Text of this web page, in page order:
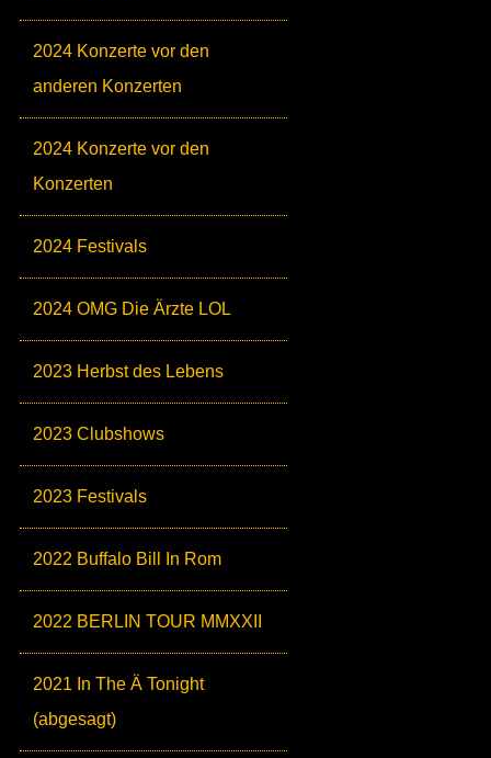
2024 Konzerte vor den
anderen Konzerten
2024 Konzerte vor den
Konzerten
2024 Festivals
2024 OMG Die Ärzte LOL
2023 Herbst des Lebens
2023 Clubshows
2023 Festivals
2022 Buffalo Bill In Rom
2022 BERLIN TOUR MMXXII
2021 In The Ä Tonight
(abgesagt)